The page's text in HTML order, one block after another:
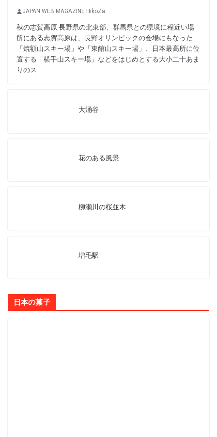
JAPAN WEB MAGAZINE HikoZa
秋の志賀高原 長野県の北東部、群馬県との県境に程近い場
所にある志賀高原は、長野オリンピックの会場にもなった
「焼額山スキー場」や「東館山スキー場」、日本最高所に位
置する「横手山スキー場」などをはじめとする大小二十あま
りのス
大涌谷
花のある風景
柳瀬川の桜並木
増毛駅
日本の菓子